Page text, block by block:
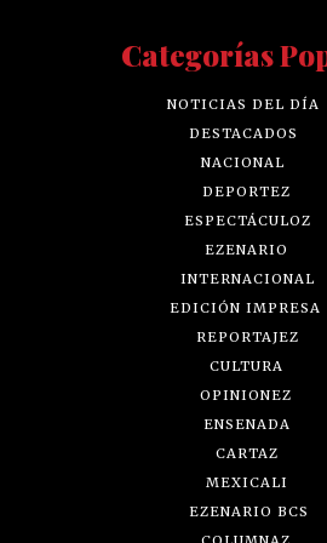
Categorías
NOTICIAS DEL DÍA
DESTACADOS
NACIONAL
DEPORTEZ
ESPECTÁCULOZ
EZENARIO
INTERNACIONAL
EDICIÓN IMPRESA
REPORTAJEZ
CULTURA
OPINIONEZ
ENSENADA
CARTAZ
MEXICALI
EZENARIO BCS